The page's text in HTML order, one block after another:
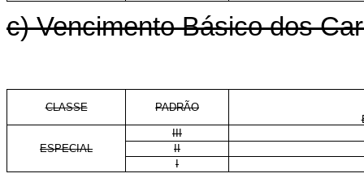
c) Vencimento Básico dos
CLASSE
PADRÃO
ESPECIAL
III
II
I